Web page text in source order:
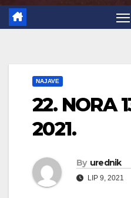
NAJAVE
22. NORA
2021.
By urednik
LIP 9, 2021